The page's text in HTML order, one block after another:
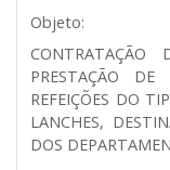
Objeto:
CONTRATAÇÃO
PRESTAÇÃO DE
REFEIÇÕES DO
LANCHES,
DOS